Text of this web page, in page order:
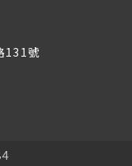
131號